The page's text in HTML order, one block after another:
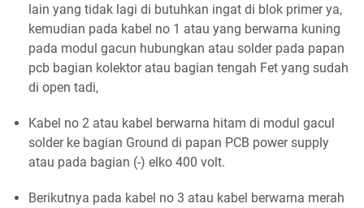
lain yang tidak lagi di butuhkan ingat di blok primer ya,
kemudian pada kabel no 1 atau yang berwarna kuning
pada modul gacun hubungkan atau solder pada papan
pcb bagian kolektor atau bagian tengah Fet yang sudah
di open tadi,
Kabel no 2 atau kabel berwarna hitam di modul gacul
solder ke bagian Ground di papan PCB power supply
atau pada bagian (-) elko 400 volt.
Berikutnya pada kabel no 3 atau kabel berwarna merah